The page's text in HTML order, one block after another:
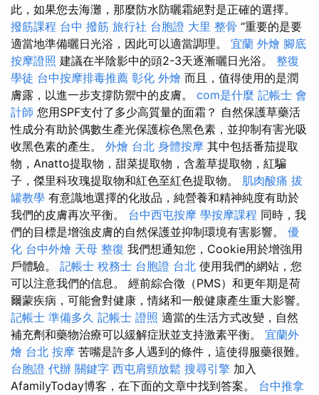
此，如果您去海灘，那麼防水防曬霜絕對是正確的選擇。
撥筋課程 台中 撥筋 旅行社 台胞證 大里 整骨 “重要的是要
適當地準備曬日光浴，因此可以適當調理。 宜蘭 外燴 腳底
按摩證照 建議在半陰影中的頭2-3天逐漸曬日光浴。 整復
學徒 台中按摩排毒推薦 彰化 外燴 而且，值得使用的是潤
膚露，以進一步支撐防禦中的皮膚。 com是什麼 記帳士 會
計師 您用SPF支付了多少高質量的面霜？ 自然保護草藥活
性成分有助於偶數生產光保護棕色黑色素，並抑制有害光吸
收黑色素的產生。 外燴 台北 身體按摩 其中包括番茄提取
物，Anatto提取物，甜菜提取物，含羞草提取物，紅騙
子，傑里科玫瑰提取物和紅色至紅色提取物。 肌肉酸痛 拔
罐教學 有意識地選擇的化妝品，純營養和精神純度有助於
我們的皮膚再次平衡。 台中西屯按摩 學按摩課程 同時，我
們的目標是增強皮膚的自然保護並抑制環境有害影響。 優
化 台中外燴 天母 整復 我們想通知您，Cookie用於增強用
戶體驗。 記帳士 稅務士 台胞證 台北 使用我們的網站，您
可以注意我們的信息。 經前綜合徵（PMS）和更年期是荷
爾蒙疾病，可能會對健康，情緒和一般健康產生重大影響。
記帳士 準備多久 記帳士 證照 適當的生活方式改變，自然
補充劑和藥物治療可以緩解症狀並支持激素平衡。 宜蘭外
燴 台北 按摩 苦嘴是許多人遇到的條件，這使得服藥很難。
台胞證 代辦 關鍵字 西屯肩頸放鬆 搜尋引擎 加入
AfamilyToday博客，在下面的文章中找到答案。 台中推拿